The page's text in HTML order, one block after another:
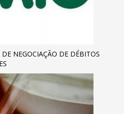
NEGOCIAÇÃO DE DÉBITOS